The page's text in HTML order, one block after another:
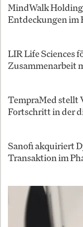
MindWalk
Entdeckungen im
LIR Life Sciences
Zusammenarbeit
TempraMed stellt
Fortschritt in der
Sanofi akquiriert
Transaktion im